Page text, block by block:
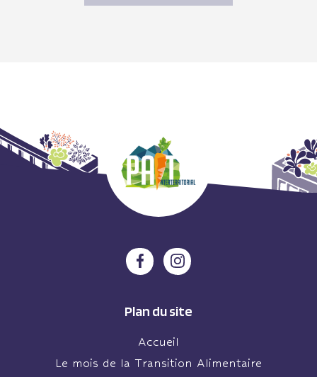
Plan du site
Accueil
Le mois de la Transition Alimentaire